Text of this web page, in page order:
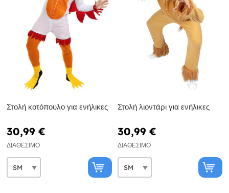
Στολή κοτόπουλο για ενήλικες
30,99 €
ΔΙΑΘΈΣΙΜΟ
Στολή λιοντάρι για ενήλικες
30,99 €
ΔΙΑΘΈΣΙΜΟ